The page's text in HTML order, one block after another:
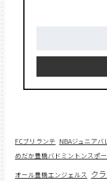
FCブリランテ NBAジュニア
めだか豊橋バドミントンスポ
オール豊橋エンジェルス ク